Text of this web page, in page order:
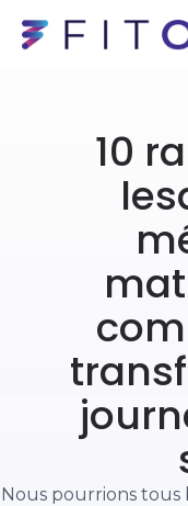
10
Nous pourrions tous